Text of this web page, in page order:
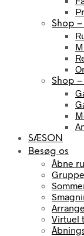
Shop
Shop
SÆSON
Besøg os
Åbne
Virtuel